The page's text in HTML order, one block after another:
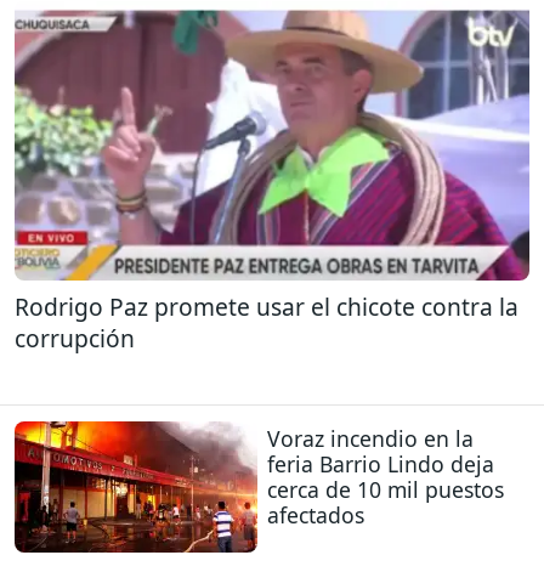
Rodrigo Paz promete usar el chicote contra la
corrupción
Voraz incendio en la
feria Barrio Lindo deja
cerca de 10 mil puestos
afectados